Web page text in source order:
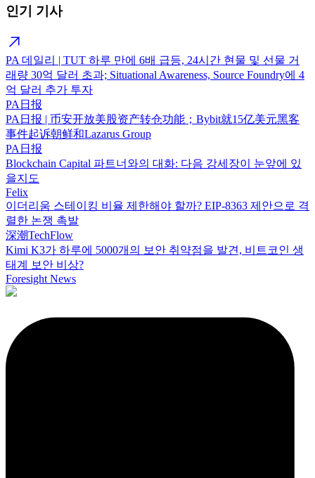
인기 기사
PA 데일리 | TUT 하루 만에 6배 급등, 24시간 현물 및 선물 거
래량 30억 달러 초과; Situational Awareness, Source Foundry에 4
억 달러 추가 투자
PA日报
PA日报 | 币安开放美股资产转仓功能；Bybit就15亿美元黑客
事件起诉朝鲜和Lazarus Group
PA日报
Blockchain Capital 파트너와의 대화: 다음 강세장이 눈앞에 있
을지도
Felix
이더리움 스테이킹 비율 제한해야 할까? EIP-8363 제안으로 격
렬한 논쟁 촉발
深潮TechFlow
Kimi K3가 하루에 5000개의 보안 취약점을 발견, 비트코인 생
태계 보안 비상?
Foresight News